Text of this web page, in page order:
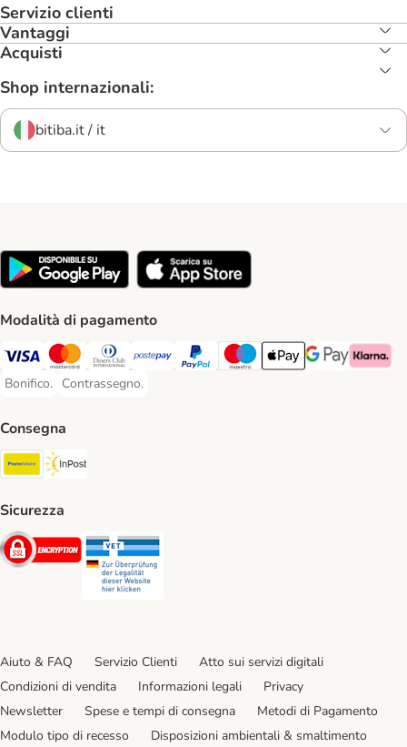
Servizio clienti
Vantaggi
Acquisti
Shop internazionali:
bitiba.it / it
Modalità di pagamento
Visa. Payment Method
Mastercard. Payment Method
Diners Club. Payment Method
Postepay. Payment Method
PayPal. Payment Method
Maestro. Payment Method
Apple pay. Payment
Google Pay
Klarna
Bonifico.
Bonifico. Payment Method
Contrassegno.
Contrassegno. Payment Method
Consegna
Poste Italiane. Shipping Method
Sicurezza
Security
Aiuto & FAQ Servizio Clienti
Atto sui servizi digitali
Condizioni di vendita
Informazioni legali
Privacy
Newsletter
Spese e tempi di consegna
Metodi di Pagamento
Modulo tipo di recesso
Disposizioni ambientali & smaltimento